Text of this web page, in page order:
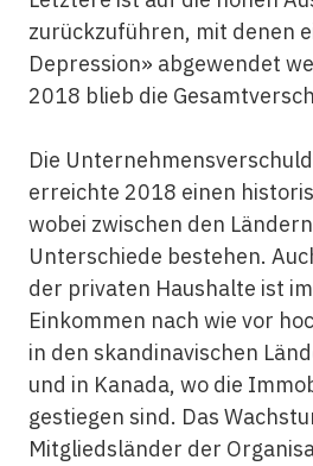
zurückzuführen, mit denen
Depression» abgewendet
2018 blieb die
Die
erreichte 2018 einen
wobei zwischen den
Unterschiede bestehen.
der privaten Haushalte ist
Einkommen nach wie vor
in den skandinavischen
und in Kanada, wo die
gestiegen sind. Das
Mitgliedsländer der